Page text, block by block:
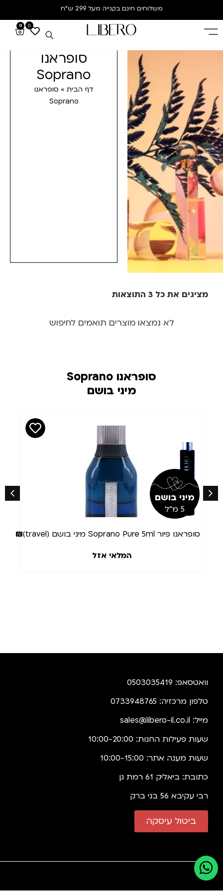
משלוחים חינם בקנייה מעל 299 ש”ח
0
0
סופראנו
Soprano
דף הבית » סופראנו
Soprano
מחיר
מצב
מלאי
מציגים את כל ⁦3⁩ התוצאות
לא נמצאו מוצרים תואמים לחיפוש
סופראנו Soprano
מיני בושם
מיני בושם
5 מ"ל
סופראנו פיור Soprano Pure 5ml מיני בושם (travel) ₪
המלאי אזל
וואטסאפ: 0503035419
טלפון מרכזיה: 0733948765
מייל: sales@libero-il.co.il
שעות פעילות החנות: 10:00-20:00
שעות מענה אתר: 10:00-15:00
כתובת: ביאליק 61 רמת גן
רבי עקיבא 56 בני ברק
ביטול עיסקה